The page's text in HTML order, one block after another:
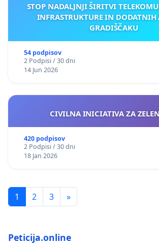
STOP NADALJNJI ŠIRITVI
INFRASTRUKTURE IN DODATNIH
GRADIŠČAKU
54 podpisov
2 Podpisi / 30 dni
14 Jun 2026
CIVILNA INICIATIVA ZA
420 podpisov
2 Podpisi / 30 dni
18 Jan 2026
1 2 3 »
Peticija.online